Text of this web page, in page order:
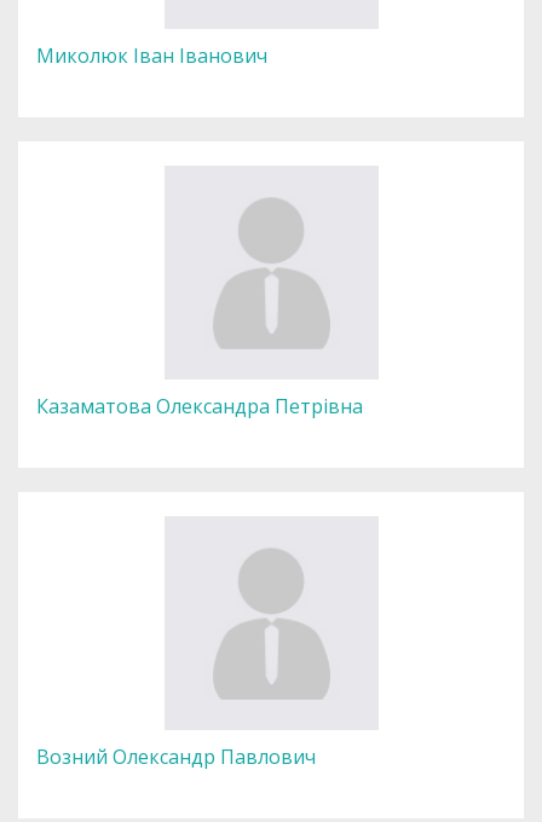
Миколюк Іван Іванович
Казаматова Олександра Петрівна
Возний Олександр Павлович